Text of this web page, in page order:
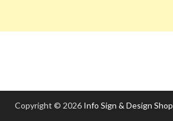
Copyright © 2026 Info Sign & Design Shop